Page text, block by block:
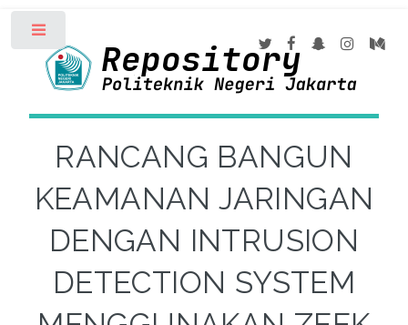
RANCANG BANGUN
KEAMANAN JARINGAN
DENGAN INTRUSION
DETECTION SYSTEM